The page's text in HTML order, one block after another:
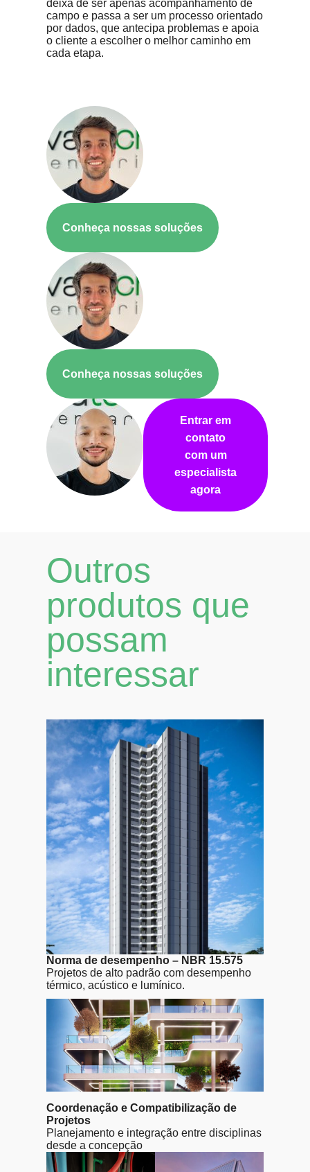
deixa de ser apenas acompanhamento de
campo e passa a ser um processo orientado
por dados, que antecipa problemas e apoia
o cliente a escolher o melhor caminho em
cada etapa.
Conheça nossas soluções
Conheça nossas soluções
Entrar em
contato
com um
especialista
agora
Outros
produtos que
possam
interessar
Norma de desempenho – NBR 15.575
Projetos de alto padrão com desempenho
térmico, acústico e lumínico.
Coordenação e Compatibilização de
Projetos
Planejamento e integração entre disciplinas
desde a concepção